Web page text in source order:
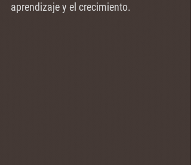
aprendizaje y el crecimiento.